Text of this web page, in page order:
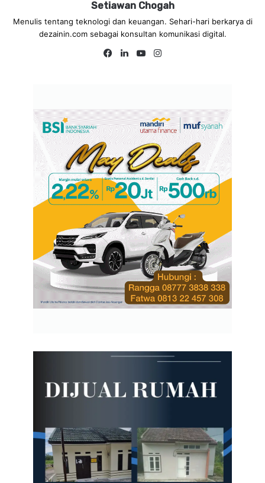
Setiawan Chogah
Menulis tentang teknologi dan keuangan. Sehari-hari berkarya di
dezainin.com sebagai konsultan komunikasi digital.
Fa
Lin
Yo